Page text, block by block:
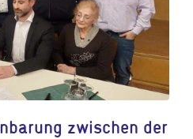
zwischen der